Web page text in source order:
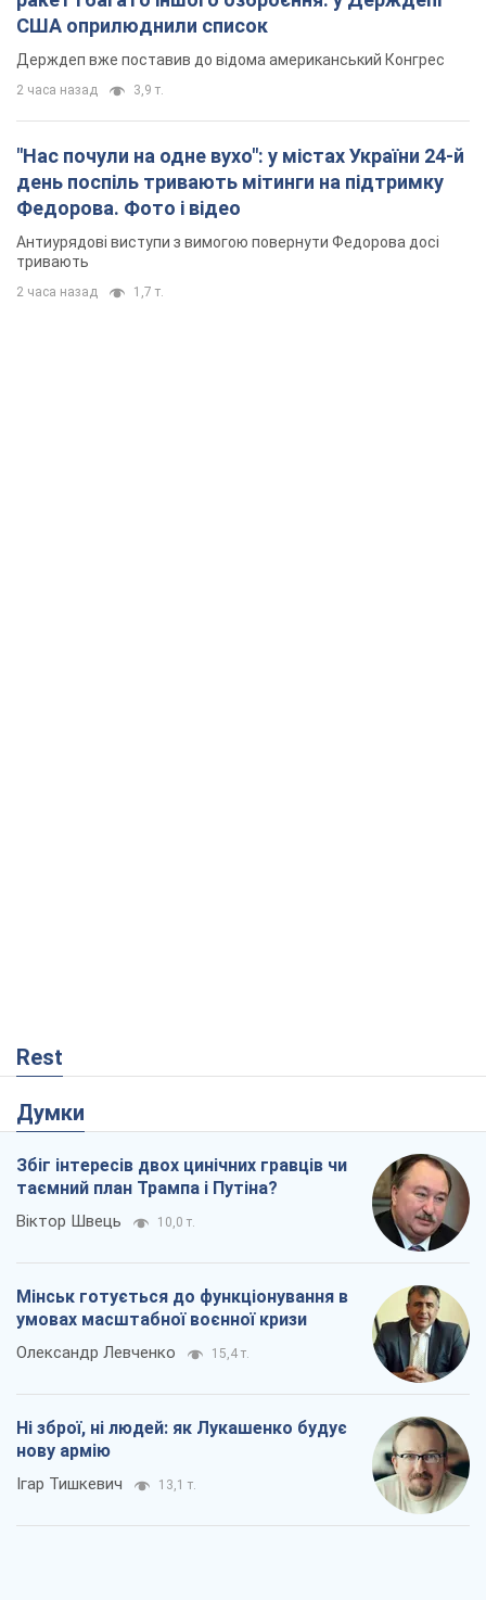
США оприлюднили список
Держдеп вже поставив до відома американський Конгрес
2 часа назад 3,9 т.
"Нас почули на одне вухо": у містах України 24-й
день поспіль тривають мітинги на підтримку
Федорова. Фото і відео
Антиурядові виступи з вимогою повернути Федорова досі
тривають
2 часа назад 1,7 т.
Rest
Думки
Збіг інтересів двох цинічних гравців чи
таємний план Трампа і Путіна?
Віктор Швець 10,0 т.
Мінськ готується до функціонування в
умовах масштабної воєнної кризи
Олександр Левченко 15,4 т.
Ні зброї, ні людей: як Лукашенко будує
нову армію
Ігар Тишкевич 13,1 т.